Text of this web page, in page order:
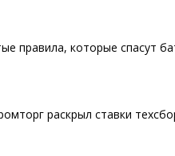
правила, которые спасут
раскрыл ставки